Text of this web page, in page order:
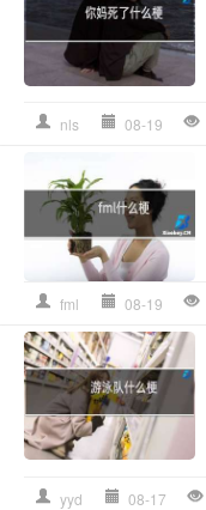
nls 08-19
fml 08-19
yyd 08-17